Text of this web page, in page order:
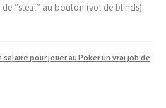
“steal” au bouton (vol de blinds).
pour jouer au Poker un vrai job de